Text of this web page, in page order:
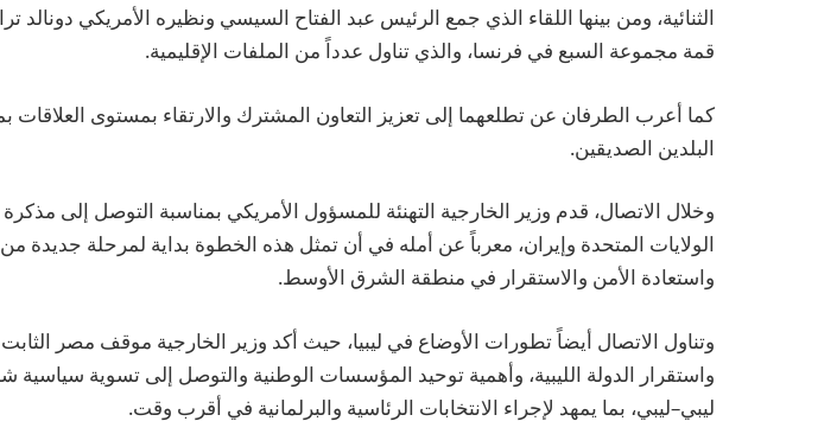
الثنائية، ومن بينها اللقاء الذي جمع الرئيس عبد الفتاح السيسي ونظيره الأمريكي
قمة مجموعة السبع في فرنسا، والذي تناول عدداً من الملفات الإقليمية.
كما أعرب الطرفان عن تطلعهما إلى تعزيز التعاون المشترك والارتقاء بمستوى العلاقات
البلدين الصديقين.
وخلال الاتصال، قدم وزير الخارجية التهنئة للمسؤول الأمريكي بمناسبة التوصل إلى مذكرة
الولايات المتحدة وإيران، معرباً عن أمله في أن تمثل هذه الخطوة بداية لمرحلة جديدة من
واستعادة الأمن والاستقرار في منطقة الشرق الأوسط.
وتناول الاتصال أيضاً تطورات الأوضاع في ليبيا، حيث أكد وزير الخارجية موقف مصر
واستقرار الدولة الليبية، وأهمية توحيد المؤسسات الوطنية والتوصل إلى تسوية سياسية
ليبي–ليبي، بما يمهد لإجراء الانتخابات الرئاسية والبرلمانية في أقرب وقت.